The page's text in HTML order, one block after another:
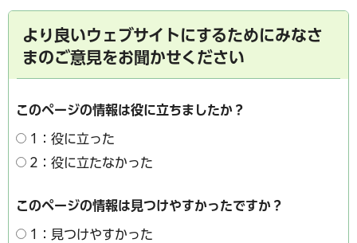
より良いウェブサイトにするためにみなさ
まのご意見をお聞かせください
このページの情報は役に立ちましたか？
1：役に立った
2：役に立たなかった
このページの情報は見つけやすかったですか？
1：見つけやすかった